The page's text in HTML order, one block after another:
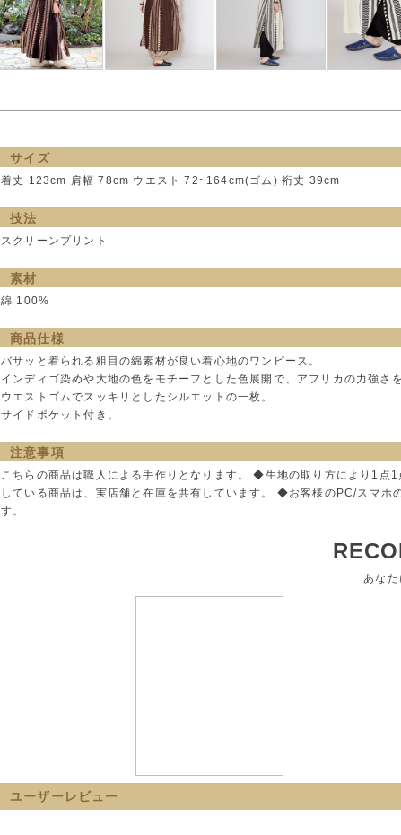
サイズ
着丈 123cm 肩幅 78cm ウエスト 72~164cm(ゴム) 裄丈 39cm
技法
スクリーンプリント
素材
綿 100%
商品仕様
バサッと着られる粗目の綿素材が良い着心地のワンピース。
インディゴ染めや大地の色をモチーフとした色展開で、アフリカの力強さを
ウエストゴムでスッキリとしたシルエットの一枚。
サイドポケット付き。
注意事項
こちらの商品は職人による手作りとなります。 ◆生地の取り方により1
している商品は、実店舗と在庫を共有しています。 ◆お客様のPC/スマホ
す。
あな
ユーザーレビュー